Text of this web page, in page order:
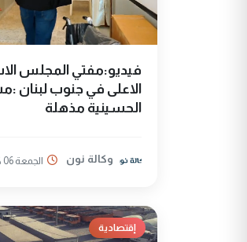
فيديو:مفتي المجلس
الاعلى في جنوب لبنان
الحسينية مذهلة
وكالة نون الجمعة 06 كانون الأول 2024
إقتصادية